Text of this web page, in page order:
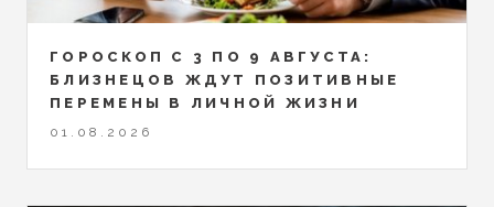
ГОРОСКОП С 3 ПО 9 АВГУСТА:
БЛИЗНЕЦОВ ЖДУТ ПОЗИТИВНЫЕ
ПЕРЕМЕНЫ В ЛИЧНОЙ ЖИЗНИ
01.08.2026